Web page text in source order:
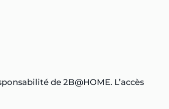
de 2B@HOME. L’accès